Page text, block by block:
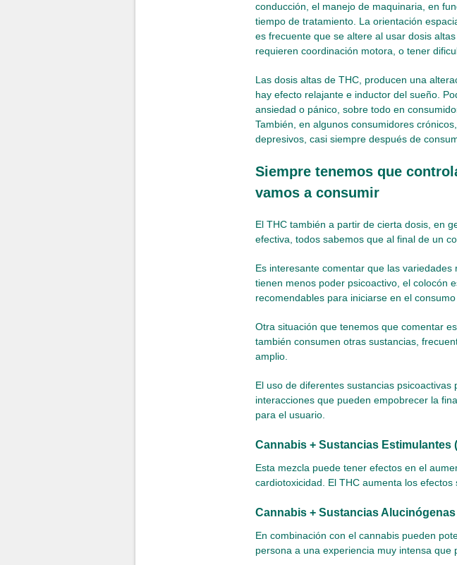
conducción, el manejo de maquinaria, en
tiempo de tratamiento. La orientación
es frecuente que se altere al usar dosis
requieren coordinación motora, o tener
Las dosis altas de THC, producen una
hay efecto relajante e inductor del sueño.
ansiedad o pánico, sobre todo en
También, en algunos consumidores
depresivos, casi siempre después de
Siempre tenemos que
vamos a consumir
El THC también a partir de cierta dosis, en
efectiva, todos sabemos que al final de un
Es interesante comentar que las variedades
tienen menos poder psicoactivo, el colocón
recomendables para iniciarse en el consumo
Otra situación que tenemos que comentar
también consumen otras sustancias,
amplio.
El uso de diferentes sustancias
interacciones que pueden empobrecer la
para el usuario.
Cannabis + Sustancias Estimulantes
Esta mezcla puede tener efectos en el
cardiotoxicidad. El THC aumenta los
Cannabis + Sustancias
En combinación con el cannabis pueden
persona a una experiencia muy intensa que